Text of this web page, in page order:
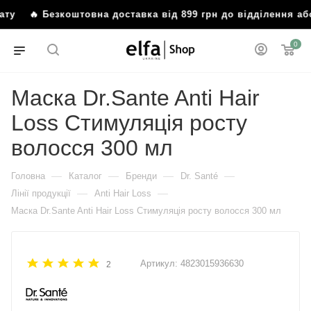
🔥 Безкоштовна доставка від 899 грн до відділення
0
Маска Dr.Sante Anti Hair
Loss Стимуляція росту
волосся 300 мл
Головна — Каталог — Бренди — Dr. Santé —
Лінії продукції — Anti Hair Loss —
Маска Dr.Sante Anti Hair Loss Стимуляція росту волосся 300 мл
2 Артикул: 4823015936630